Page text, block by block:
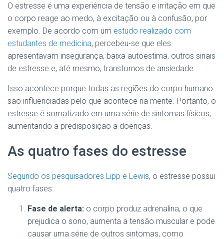
O estresse é uma experiência de tensão e irritação em que
o corpo reage ao medo, à excitação ou à confusão, por
exemplo. De acordo com um estudo realizado com
estudantes de medicina, percebeu-se que eles
apresentavam insegurança, baixa autoestima, outros sinais
de estresse e, até mesmo, transtornos de ansiedade.
Isso acontece porque todas as regiões do corpo humano
são influenciadas pelo que acontece na mente. Portanto, o
estresse é somatizado em uma série de sintomas físicos,
aumentando a predisposição a doenças.
As quatro fases do estresse
Segundo os pesquisadores Lipp e Lewis, o estresse possui
quatro fases:
Fase de alerta: o corpo produz adrenalina, o que
prejudica o sono, aumenta a tensão muscular e pode
causar uma série de outros sintomas, como